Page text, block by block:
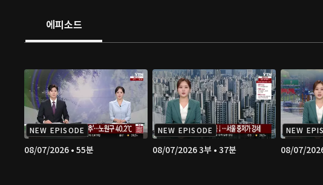
에피소드
NEW EPISODE
08/07/2026 • 55분
NEW EPISODE
08/07/2026 3부 • 37분
NEW
08/07/